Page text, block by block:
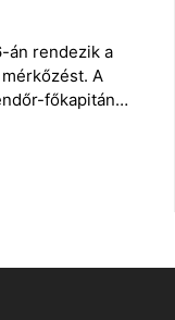
án rendezik a
A
főkapitán…